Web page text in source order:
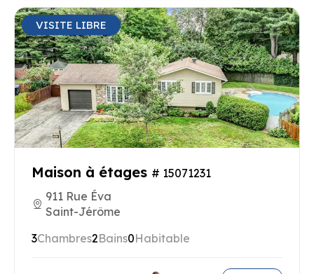
VISITE LIBRE
Maison à étages # 15071231
911 Rue Éva
Saint-Jérôme
3Chambres2Bains0Habitable